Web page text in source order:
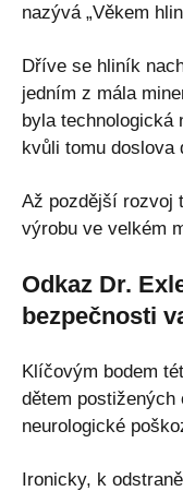
nazývá „Věkem
Dříve se hliník
jedním z mála
byla technologická
kvůli tomu doslova
Až pozdější rozvoj
výrobu ve velkém
Odkaz Dr.
bezpečnosti
Klíčovým bodem
dětem
neurologické
Ironicky, k